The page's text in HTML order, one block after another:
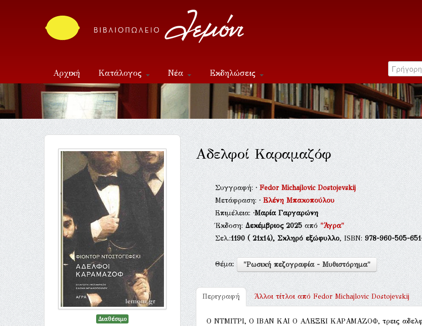
Αρχική Κατάλογος Νέα Εκδηλώσεις
Επικοινωνία
Διαθέσιμο
Αδελφοί Καραμαζόφ
Συγγραφή:·Fedor Michajlovic Dostojevskij
Μετάφραση:·Ελένη Μπακοπούλου
Επιμέλεια:·Μαρία Γαργαρώνη
Έκδοση:Δεκέμβριος 2025από"Άγρα"
Σελ.:1190( 21x14), Σκληρό εξώφυλλο, ISBN:978-960-505-
Θέμα: "Ρωσική πεζογραφία - Μυθιστόρημα"
Περιγραφή Άλλοι τίτλοι απόFedor Michajlovic Dostojevskij
O ΝΤΜΙΤΡΙ, O IΒAΝ ΚΑI O AΛΕΞΕΙ ΚΑΡΑΜΑΖΟΦ, τρεις